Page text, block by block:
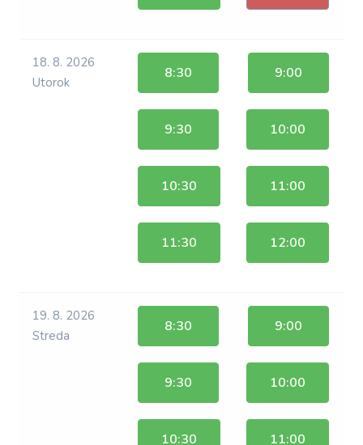
18. 8. 2026
Utorok
8:30 9:00
9:30 10:00
10:30 11:00
11:30 12:00
19. 8. 2026
Streda
8:30 9:00
9:30 10:00
10:30 11:00